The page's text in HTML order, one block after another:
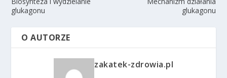
glukagonu
glukagonu
O AUTORZE
zakatek-zdrowia.pl